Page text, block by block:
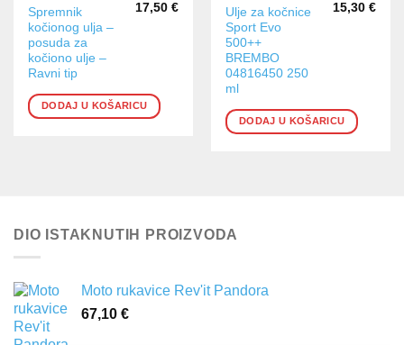
Spremnik
kočionog ulja –
posuda za
kočiono ulje –
Ravni tip
17,50 €
DODAJ U KOŠARICU
Ulje za kočnice
Sport Evo
500++
BREMBO
04816450 250
ml
15,30 €
DODAJ U KOŠARICU
DIO ISTAKNUTIH PROIZVODA
Moto rukavice Rev'it Pandora
67,10 €